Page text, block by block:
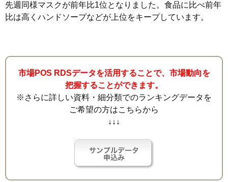
先週同様マスクが前年比1位となりました。食品に比べ前年
比は高くハンドソープなどが上位をキープしています。
市場POS RDSデータを活用することで、市場動向を
把握することができます。
※さらに詳しい資料・細分類でのランキングデータを
ご希望の方はこちらから
↓↓↓